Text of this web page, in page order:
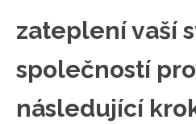
zateplení vaší
společností
následující